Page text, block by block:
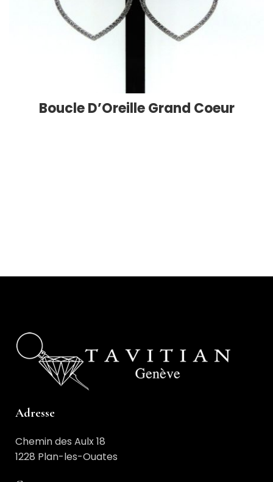
Boucle D’Oreille Grand Coeur
Adresse
Chemin des Aulx 18
1228 Plan-les-Ouates